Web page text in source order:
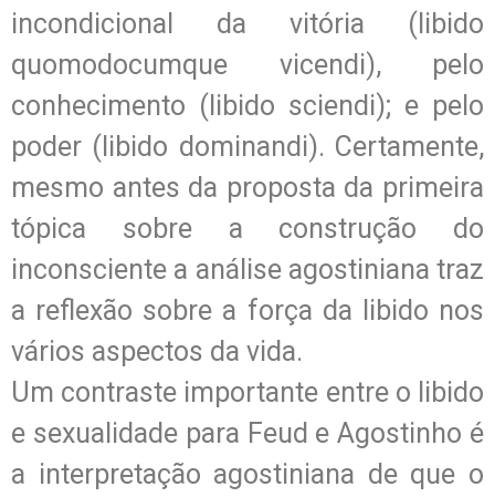
incondicional da vitória (libido
quomodocumque vicendi), pelo
conhecimento (libido sciendi); e pelo
poder (libido dominandi). Certamente,
mesmo antes da proposta da primeira
tópica sobre a construção do
inconsciente a análise agostiniana traz
a reflexão sobre a força da libido nos
vários aspectos da vida.
Um contraste importante entre o libido
e sexualidade para Feud e Agostinho é
a interpretação agostiniana de que o